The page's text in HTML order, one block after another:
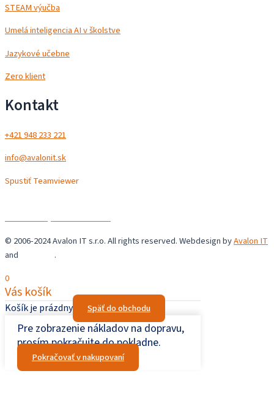
STEAM výučba
Umelá inteligencia AI v školstve
Jazykové učebne
Zero klient
Kontakt
+421 948 233 221
info@avalonit.sk
Spustiť Teamviewer
Chrastné 36,044 44 Chrastné
© 2006-2024 Avalon IT s.r.o. All rights reserved. Webdesign byAvalon IT
and
.
0
Vás košík
Košík je prázdny Späť do obchodu
Pre zobrazenie nákladov na dopravu,
prosím pokračujte do pokladne.
Pokračovať v nakupovaní